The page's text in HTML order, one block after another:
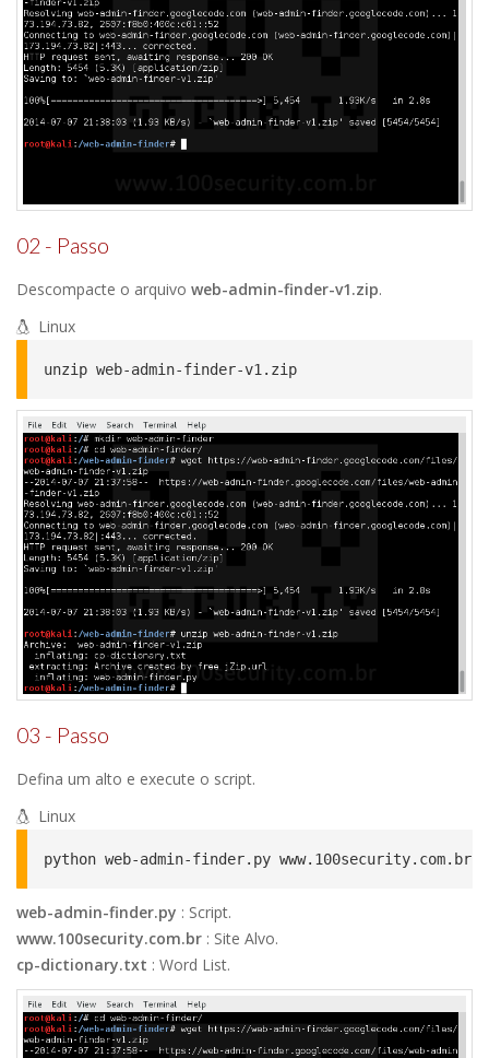
02 - Passo
Descompacte o arquivo web-admin-finder-v1.zip.
Linux
unzip web-admin-finder-v1.zip
03 - Passo
Defina um alto e execute o script.
Linux
python web-admin-finder.py
web-admin-finder.py : Script.
www.100security.com.br : Site Alvo.
cp-dictionary.txt : Word List.